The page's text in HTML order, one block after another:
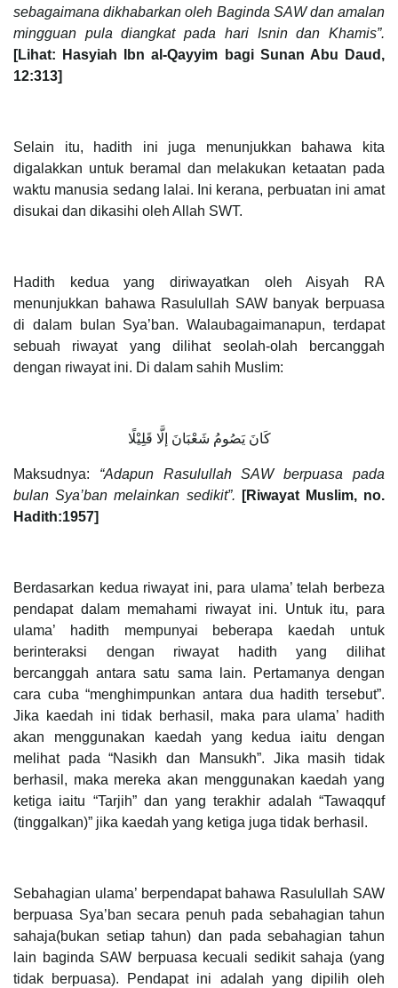
sebagaimana dikhabarkan oleh Baginda SAW dan amalan
mingguan pula diangkat pada hari Isnin dan Khamis”.
[Lihat: Hasyiah Ibn al-Qayyim bagi Sunan Abu Daud,
12:313]
Selain itu, hadith ini juga menunjukkan bahawa kita
digalakkan untuk beramal dan melakukan ketaatan pada
waktu manusia sedang lalai. Ini kerana, perbuatan ini amat
disukai dan dikasihi oleh Allah SWT.
Hadith kedua yang diriwayatkan oleh Aisyah RA
menunjukkan bahawa Rasulullah SAW banyak berpuasa
di dalam bulan Sya’ban. Walaubagaimanapun, terdapat
sebuah riwayat yang dilihat seolah-olah bercanggah
dengan riwayat ini. Di dalam sahih Muslim:
كَانَ يَصُومُ شَعْبَانَ إلَّا قَلِيْلًا
Maksudnya: “Adapun Rasulullah SAW berpuasa pada
bulan Sya’ban melainkan sedikit”.
[Riwayat Muslim, no.
Hadith:1957]
Berdasarkan kedua riwayat ini, para ulama’ telah berbeza
pendapat dalam memahami riwayat ini. Untuk itu, para
ulama’ hadith mempunyai beberapa kaedah untuk
berinteraksi dengan riwayat hadith yang dilihat
bercanggah antara satu sama lain. Pertamanya dengan
cara cuba “menghimpunkan antara dua hadith tersebut”.
Jika kaedah ini tidak berhasil, maka para ulama’ hadith
akan menggunakan kaedah yang kedua iaitu dengan
melihat pada “Nasikh dan Mansukh”. Jika masih tidak
berhasil, maka mereka akan menggunakan kaedah yang
ketiga iaitu “Tarjih” dan yang terakhir adalah “Tawaqquf
(tinggalkan)” jika kaedah yang ketiga juga tidak berhasil.
Sebahagian ulama’ berpendapat bahawa Rasulullah SAW
berpuasa Sya’ban secara penuh pada sebahagian tahun
sahaja(bukan setiap tahun) dan pada sebahagian tahun
lain baginda SAW berpuasa kecuali sedikit sahaja (yang
tidak berpuasa). Pendapat ini adalah yang dipilih oleh